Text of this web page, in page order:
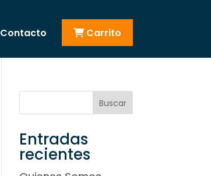
Contacto Carrito
Buscar
Entradas
recientes